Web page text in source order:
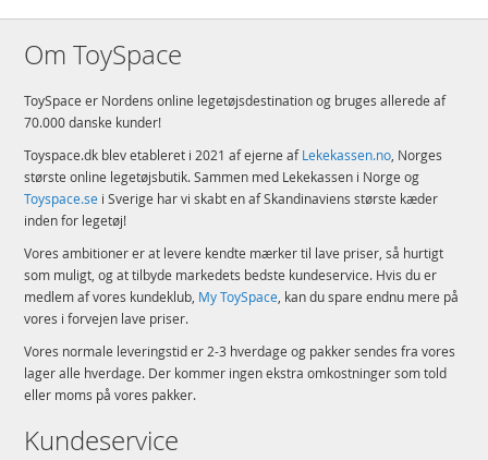
Om ToySpace
ToySpace er Nordens online legetøjsdestination og bruges allerede af
70.000 danske kunder!
Toyspace.dk blev etableret i 2021 af ejerne afLekekassen.no, Norges
største online legetøjsbutik. Sammen med Lekekassen i Norge og
Toyspace.se i Sverige har vi skabt en af Skandinaviens største kæder
inden for legetøj!
Vores ambitioner er at levere kendte mærker til lave priser, så hurtigt
som muligt, og at tilbyde markedets bedste kundeservice. Hvis du er
medlem af vores kundeklub, My ToySpace, kan du spare endnu mere på
vores i forvejen lave priser.
Vores normale leveringstid er 2-3 hverdage og pakker sendes fra vores
lager alle hverdage. Der kommer ingen ekstra omkostninger som told
eller moms på vores pakker.
Kundeservice